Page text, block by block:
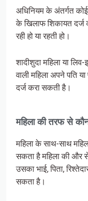
अधिनियम के अंतर्गत
के खिलाफ शिकायत
रही हो या रहती हो।
शादीशुदा महिला या
वाली महिला अपने पति
दर्ज करा सकती है।
महिला की तरफ से
महिला के साथ-साथ
सकता है महिला की और
उसका भाई, पिता,
सकता है।